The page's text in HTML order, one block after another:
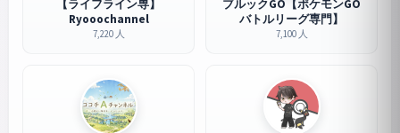
【ライフライン専】
Ryooochannel
7,220 人
ブルックGO【ポケモンGO
バトルリーグ専門】
7,100 人